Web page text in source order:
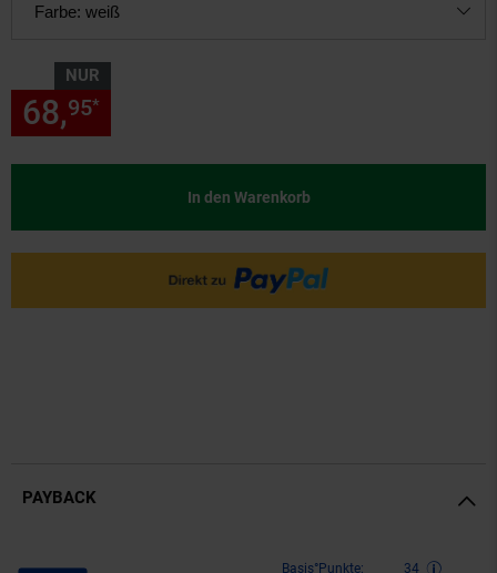
Farbe: weiß
NUR
68,95*
In den Warenkorb
PAYBACK
Basis°Punkte:
34